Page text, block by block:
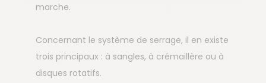
marche.
Concernant le système de serrage, il en existe
trois principaux : à sangles, à crémaillère ou à
disques rotatifs.